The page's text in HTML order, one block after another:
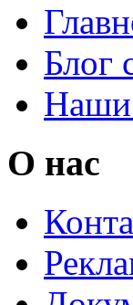
Блог
Наши
О нас